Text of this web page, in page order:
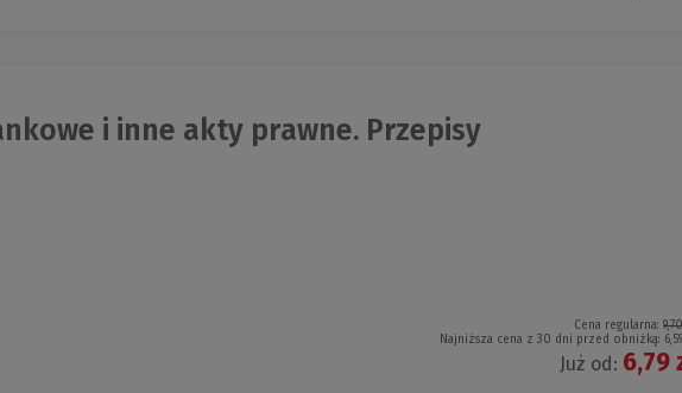
i inne akty prawne. Przepisy
Cena regularna:
Najniższa cena z 30 dni przed obniżką:
Już od: 6,79